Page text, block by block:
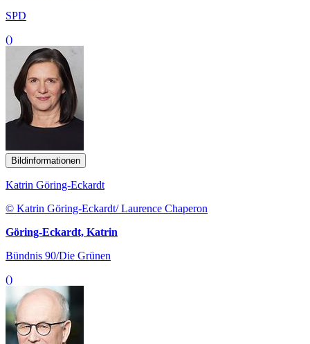
SPD
()
Bildinformationen
Katrin Göring-Eckardt
© Katrin Göring-Eckardt/ Laurence Chaperon
Göring-Eckardt, Katrin
Bündnis 90/Die Grünen
()